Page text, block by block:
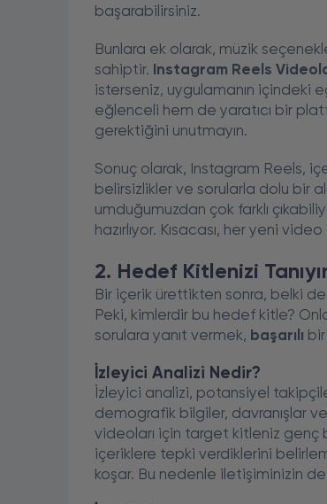
başarabilirsiniz.
Bunlara ek olarak, müzik
sahiptir. Instagram Reels
isterseniz, uygulamanın içindeki
eğlenceli hem de yaratıcı bir
gerektiğini unutmayın.
Sonuç olarak, Instagram Reels,
belirsizlikler ve sorularla dolu bir
umduğumuzdan çok farklı
hazırlıyor. Kısacası, her yeni
2. Hedef Kitlenizi
Bir içerik ürettikten sonra, belki
Peki, kimlerdir bu hedef kitle?
sorulara yanıt vermek, başarılı
İzleyici Analizi Nedir?
İzleyici analizi, potansiyel
demografik bilgiler, davranışlar
videoları için target kitleniz genç
içeriklere tepki verdiklerini
koşar. Bu nedenle iletişiminizin